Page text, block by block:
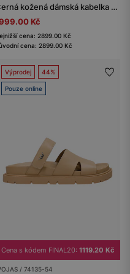
Černá kožená dámská kabelka se zlatým logem
Kč
cena: 2899.00 Kč
cena: 2899.00 Kč
Výprodej 44%
Pouze online
Cena s kódem FINAL20: 1119.20 Kč
/ 74135-54